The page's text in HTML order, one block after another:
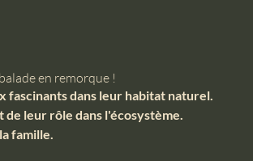
en remorque !
fascinants dans leur habitat naturel.
leur rôle dans l'écosystème.
famille.